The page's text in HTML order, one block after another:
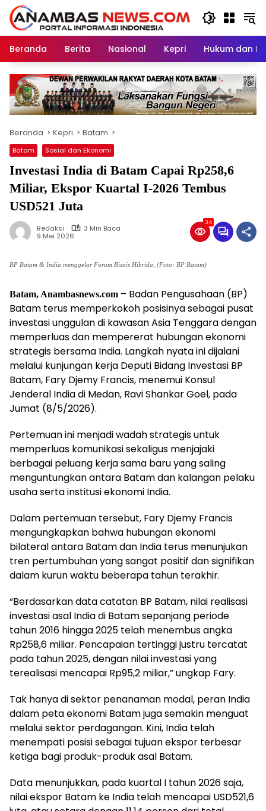
Langsung
konten
Beranda
Berita Nasional Kepri Hukum dan
Beranda Kepri Batam
Batam Sosial dan Ekonomi
Investasi India di Batam Capai Rp258,6
Miliar, Ekspor Kuartal I-2026 Tembus
USD521 Juta
Redaksi
3 Min Baca
9 Mei 2026
34
BP Batam & India menggelar Forum Bisnis Hibrida, (Foto: BP Batam)
Batam, Anambasnews.com – Badan Pengusahaan (BP)
Batam terus memperkokoh posisinya sebagai pusat
investasi unggulan di kawasan Asia Tenggara dengan
memperluas dan mempererat hubungan ekonomi
strategis bersama India. Langkah nyata ini dijalani
melalui kunjungan kerja Deputi Bidang Investasi BP
Batam, Fary Djemy Francis, menemui Konsul
Jenderal India di Medan, Ravi Shankar Goel, pada
Jumat (8/5/2026).
Pertemuan ini menjadi wadah strategis untuk
memperluas komunikasi sekaligus menjajaki
berbagai peluang kerja sama baru yang saling
menguntungkan antara Batam dan kalangan pelaku
usaha serta institusi ekonomi India.
Dalam pertemuan tersebut, Fary Djemy Francis
mengungkapkan bahwa hubungan ekonomi
bilateral antara Batam dan India terus menunjukan
tren pertumbuhan yang sangat positif dan signifikan
dalam kurun waktu beberapa tahun terakhir.
“Berdasarkan data catatan BP Batam, nilai realisasi
investasi asal India di Batam sepanjang periode
tahun 2016 hingga 2025 telah menembus angka
Rp258,6 miliar. Pencapaian tertinggi justru tercatat
pada tahun 2025, dengan nilai investasi yang
terealisasi mencapai Rp95,2 miliar,” ungkap Fary.
Tak hanya di sektor penanaman modal, peran India
dalam peta ekonomi Batam juga semakin menguat
melalui sektor perdagangan. Kini, India telah
menempati posisi sebagai tujuan ekspor terbesar
ketiga bagi produk-produk asal Batam.
Data menunjukkan, pada kuartal I tahun 2026 saja,
nilai ekspor Batam ke India telah mencapai USD521,6